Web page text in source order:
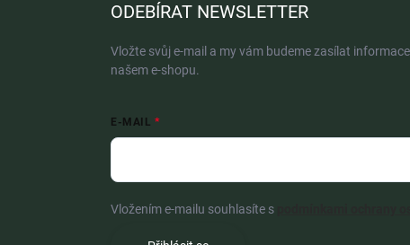
ODEBÍRAT NEWSLETTER
Vložte svůj e-mail a my vám budeme zasílat
našem e-shopu.
E-MAIL
Vložením e-mailu souhlasíte s